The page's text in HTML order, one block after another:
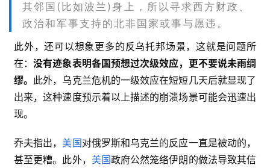
其邻国(比如波兰)身上，所以寻求西方财政、
政治和军事支持的北非国家或事与愿违。
此外，还可以想象更多的反乌托邦场景，这就是问题所
在：没有迹象表明各国预想过次级效应，更不要说未雨绸
缪。 此外，乌克兰危机的一级效应在短短几天后就显现了
出来，这种速度预示着以上描述的崩溃场景可能会迅速出
现。
乔夫指出，美国对俄罗斯和乌克兰的反应一直是被动的，
甚至更糟。此外， 美国政府公然笼络伊朗的做法导致其信